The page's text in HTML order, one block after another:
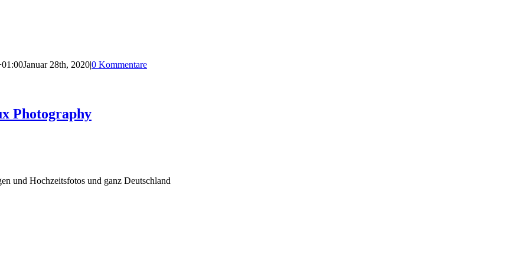
Januar 28th, 2020|0 Kommentare
Photography
und Hochzeitsfotos und ganz Deutschland